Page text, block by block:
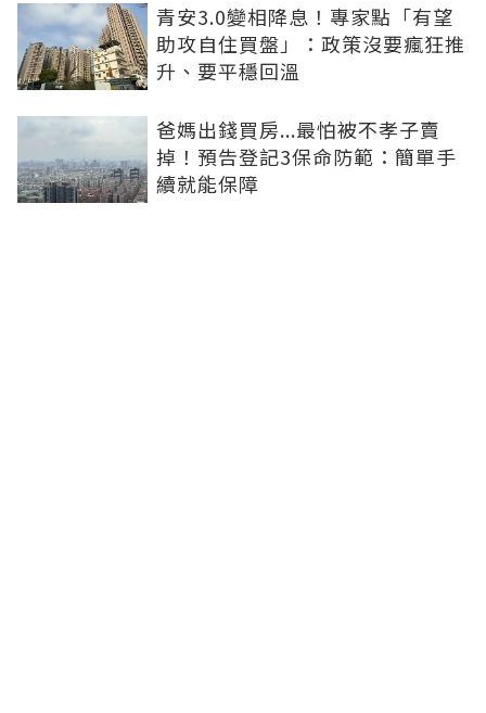
青安3.0變相降息！專家點「有望
助攻自住買盤」：政策沒要瘋狂推
升、要平穩回溫
爸媽出錢買房...最怕被不孝子賣
掉！預告登記3保命防範：簡單手
續就能保障